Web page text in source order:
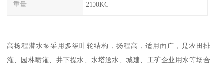
重量 2100KG
高扬程潜水泵采用多级叶轮结构，扬程高，适用面广，是农田排
灌、园林喷灌、井下提水、水塔送水、城建、工矿企业用水等场合